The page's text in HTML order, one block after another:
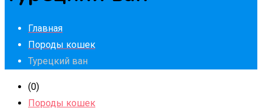
Главная
Породы кошек
Турецкий ван
(0)
Породы кошек